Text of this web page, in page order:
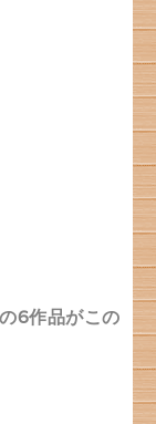
6作品がこの